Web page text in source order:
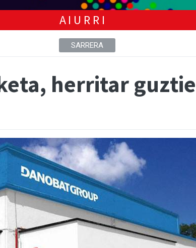
AIURRI
SARRERA
herritar